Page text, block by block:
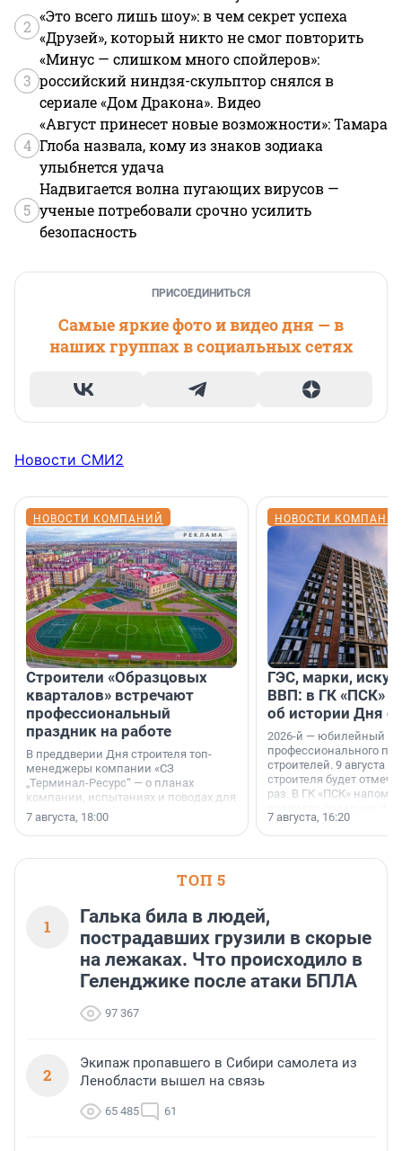
2
«Это всего лишь шоу»: в чем секрет успеха
«Друзей», который никто не смог повторить
3
«Минус — слишком много спойлеров»:
российский ниндзя-скульптор снялся в
сериале «Дом Дракона». Видео
4
«Август принесет новые возможности»: Тамара
Глоба назвала, кому из знаков зодиака
улыбнется удача
5
Надвигается волна пугающих вирусов —
ученые потребовали срочно усилить
безопасность
ПРИСОЕДИНИТЬСЯ
Самые яркие фото и видео дня — в
наших группах в социальных сетях
Новости СМИ2
НОВОСТИ КОМПАНИЙ
Строители «Образцовых
кварталов» встречают
профессиональный
праздник на работе
В преддверии Дня строителя топ-
менеджеры компании «СЗ
„Терминал-Ресурс“ — о планах
компании, испытаниях и поводах для
осторожного оптимизма.
7 августа, 18:00
НОВОСТИ
ГЭС, марки,
ВВП: в ГК «ПСК»
об истории Дня
2026-й — юбилейный
профессионального
строителей. 9 августа
строителя будет
раз. В ГК «ПСК»
поменялась роль
7 августа, 16:20
ТОП 5
1
Галька била в людей,
пострадавших грузили в скорые
на лежаках. Что происходило в
Геленджике после атаки БПЛА
97 367
2
Экипаж пропавшего в Сибири самолета из
Ленобласти вышел на связь
65 485 61